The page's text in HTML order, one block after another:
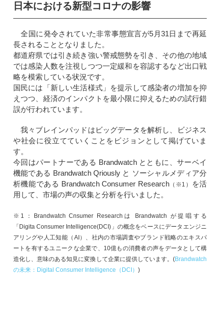
日本における新型コロナの影響
全国に発令されていた非常事態宣言が5月31日まで再延
長されることとなりました。
都道府県では引き続き強い警戒態勢を引き、その他の地域
では感染人数を注視しつつ一定緩和を容認するなど出口戦
略を模索している状況です。
国民には「新しい生活様式」を提示して感染者の増加を抑
えつつ、経済のインパクトを最小限に抑えるための試行錯
誤が行われています。
我々ブレインパッドはビッグデータを解析し、ビジネス
や社会に役立てていくことをビジョンとして掲げていま
す。
今回はパートナーである Brandwatch とともに、サーベイ
機能である Brandwatch Qriously と ソーシャルメディア分
析機能である Brandwatch Consumer Research（※1）
を活
用して、市場の声の収集と分析を行いました。
※1：Brandwatch Cnsumer Researchは Brandwatch が提唱する
「Digita Consumer Intelligence(DCI)」の概念をベースにデータエンジニ
アリングや人工知能（AI）、社内の市場調査やブランド戦略のエキスパ
ートを有するユニークな企業で、10億もの消費者の声をデータとして構
造化し、意味のある知見に変換して企業に提供しています。(Brandwatch
の未来：Digital Consumer Intelligence（DCI） )